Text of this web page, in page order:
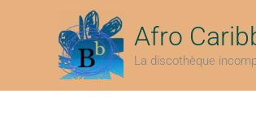
Afro
La discothèque